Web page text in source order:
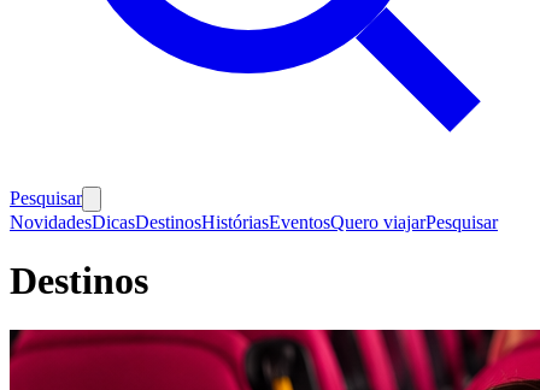
Pesquisar
NovidadesDicasDestinosHistóriasEventosQuero viajarPesquisar
Destinos